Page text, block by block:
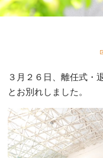
３月２６日、離任式・
とお別れしました。